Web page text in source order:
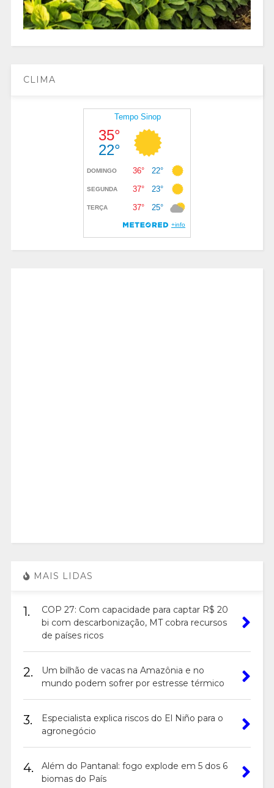
CLIMA
MAIS LIDAS
1.
COP 27: Com capacidade para captar R$ 20
bi com descarbonização, MT cobra recursos
de países ricos
2.
Um bilhão de vacas na Amazônia e no
mundo podem sofrer por estresse térmico
3.
Especialista explica riscos do El Niño para o
agronegócio
4.
Além do Pantanal: fogo explode em 5 dos 6
biomas do País